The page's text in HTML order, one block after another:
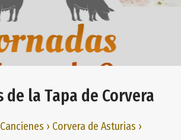
de la Tapa de Corvera
› Corvera de Asturias ›